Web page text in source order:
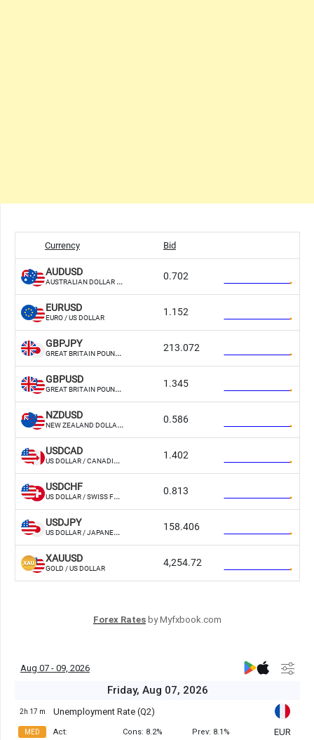
Forex Rates by Myfxbook.com